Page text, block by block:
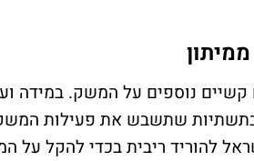
קשיים נוספים על המשק. במידה
שתשבש את פעילות
להוריד ריבית בכדי להקל